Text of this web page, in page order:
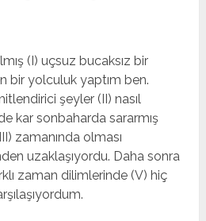
(I) uçsuz bucaksız bir
bir yolculuk yaptım ben.
şeyler (II) nasıl
kar sonbaharda sararmış
zamanında olması
uzaklaşıyordu. Daha sonra
zaman dilimlerinde (V) hiç